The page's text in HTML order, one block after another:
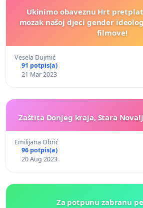
Ukinimo obaveznu Hrt
mozak našoj djeci gender
filmove!
Vesela Dujmić
91 potpis(a)
21 Mar 2023
Zaštita Donjeg kraja, Stara
Emilijana Obrić
96 potpis(a)
20 Aug 2023
Za potpunu zabranu